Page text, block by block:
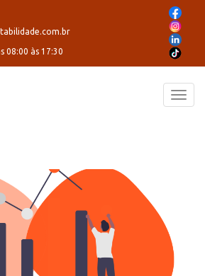
08:00 às 17:30